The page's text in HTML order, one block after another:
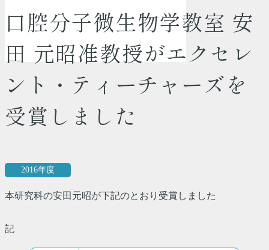
口腔分子微生物学教室 安
田 元昭准教授がエクセレ
ント・ティーチャーズを
受賞しました
2016年度
本研究科の安田元昭が下記のとおり受賞しました
記